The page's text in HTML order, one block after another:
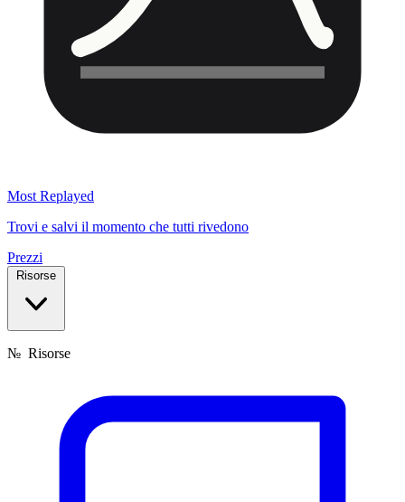
Most Replayed
Trovi e salvi il momento che tutti rivedono
Prezzi
Risorse
№ Risorse